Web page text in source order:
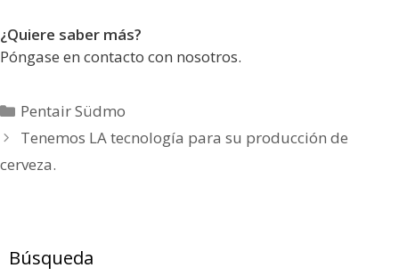
¿Quiere saber más?
Póngase en contacto con nosotros.
Categorías
Pentair Südmo
Tenemos LA tecnología para su producción de
cerveza.
Búsqueda